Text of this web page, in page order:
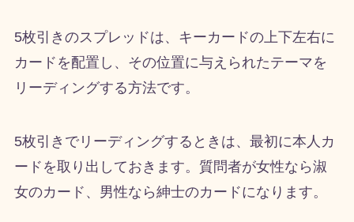
5枚引きのスプレッドは、キーカードの上下左右に
カードを配置し、その位置に与えられたテーマを
リーディングする方法です。
5枚引きでリーディングするときは、最初に本人カ
ードを取り出しておきます。質問者が女性なら淑
女のカード、男性なら紳士のカードになります。